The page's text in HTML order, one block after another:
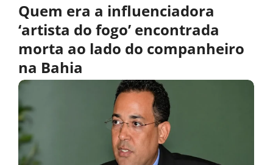
Quem era a influenciadora
‘artista do fogo’ encontrada
morta ao lado do companheiro
na Bahia